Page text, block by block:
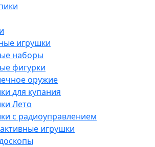
игрушки
наборы
фигурки
оружие
для купания
Лето
с радиоуправлением
игрушки